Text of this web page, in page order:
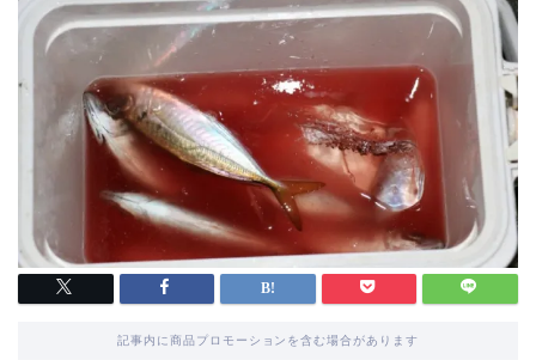
記事内に商品プロモーションを含む場合があります